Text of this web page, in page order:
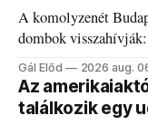
A komolyzenét
dombok
és határokról.
Gál Előd 2026 aug.
Az
találkozik egy